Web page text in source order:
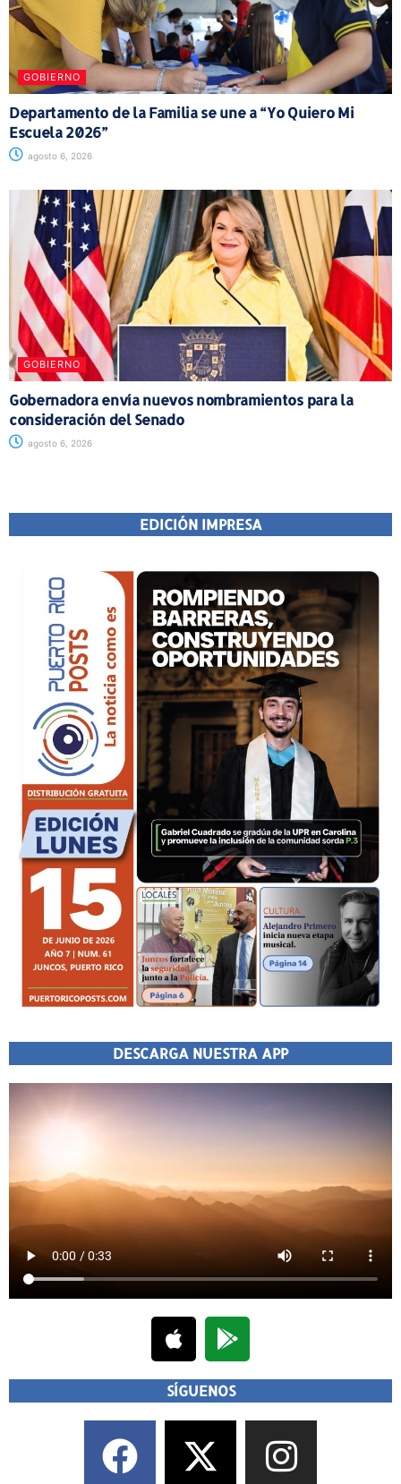
GOBIERNO
Departamento de la Familia se une a “Yo Quiero Mi
Escuela 2026”
agosto 6, 2026
GOBIERNO
Gobernadora envía nuevos nombramientos para la
consideración del Senado
agosto 6, 2026
EDICIÓN IMPRESA
DESCARGA NUESTRA APP
SÍGUENOS